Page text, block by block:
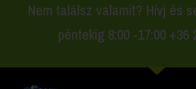
Nem találsz valamit? Hívj és
péntekig 8:00 -17:00 +36